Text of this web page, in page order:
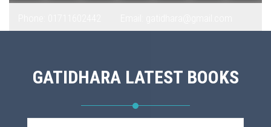
GATIDHARA LATEST BOOKS